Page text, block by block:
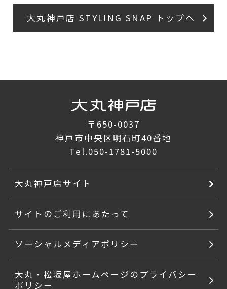
大丸神戸店 STYLING SNAP トップへ
〒650-0037
神戸市中央区明石町40番地
Tel.050-1781-5000
大丸神戸店サイト
サイトのご利用にあたって
ソーシャルメディアポリシー
大丸・松坂屋ホームページのプライバシー
ポリシー